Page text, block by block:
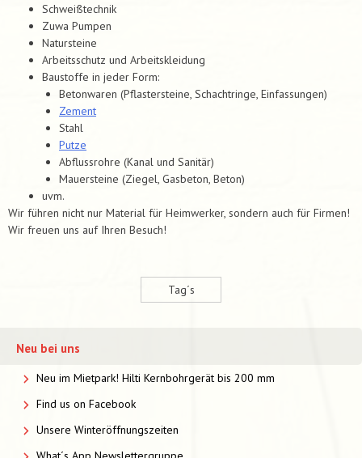
Schweißtechnik
Zuwa Pumpen
Natursteine
Arbeitsschutz und Arbeitskleidung
Baustoffe in jeder Form:
Betonwaren (Pflastersteine, Schachtringe, Einfassungen)
Zement
Stahl
Putze
Abflussrohre (Kanal und Sanitär)
Mauersteine (Ziegel, Gasbeton, Beton)
uvm.
Wir führen nicht nur Material für Heimwerker, sondern auch für Firmen!
Wir freuen uns auf Ihren Besuch!
Tag´s
Neu bei uns
Neu im Mietpark! Hilti Kernbohrgerät bis 200 mm
Find us on Facebook
Unsere Winteröffnungszeiten